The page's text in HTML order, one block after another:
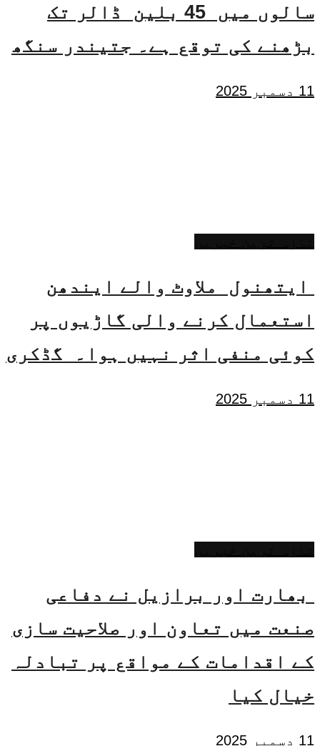
سالوں میں 45 بلین ڈالر تک
بڑھنے کی توقع ہے۔ جتیندر سنگھ
11 دسمبر 2025
ایتھنول ملاوٹ والے ایندھن
استعمال کرنے والی گاڑیوں پر
کوئی منفی اثر نہیں ہوا۔ گڈکری
11 دسمبر 2025
بھارت اور برازیل نے دفاعی
صنعت میں تعاون اور صلاحیت سازی
کے اقدامات کے مواقع پر تبادلہ
خیال کیا
11 دسمبر 2025